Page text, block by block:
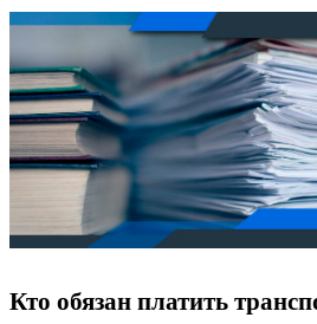
Кто обязан платить